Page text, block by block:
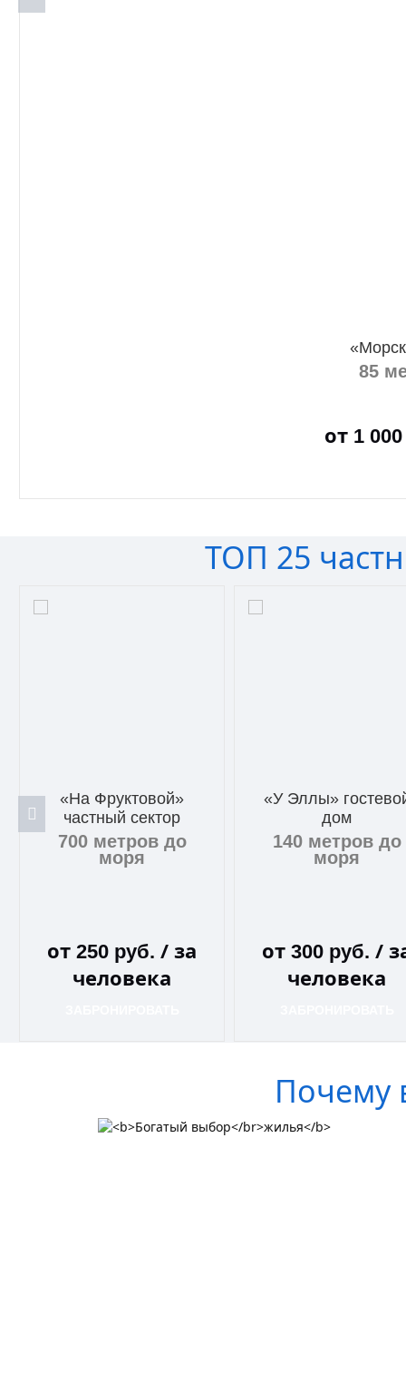
85
от 1 000
ТОП 25
«На Фруктовой»
частный сектор
700 метров до
моря
от 250 руб. / за
человека
«У Эллы»
дом
140 метров до
моря
от 300 руб. /
человека
Почему